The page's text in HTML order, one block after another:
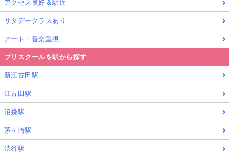
アクセス良好＆駅近
サタデークラスあり
アート・音楽重視
プリスクールを駅から探す
新江古田駅
江古田駅
沼袋駅
茅ヶ崎駅
渋谷駅